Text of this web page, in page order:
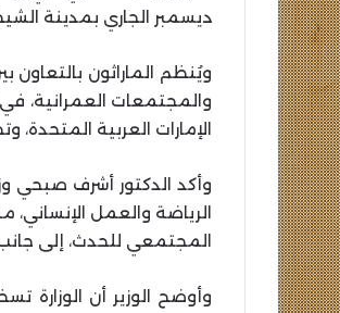
ديسمبر الجاري بمدينة
ويُنظم الماراثون بالتعاون
والمجتمعات العمرانية،
الإمارات العربية
وأكد الدكتور أشرف صبحي
الرياضة والعمل
المجتمعي للحدث، إلى
وأوضح الوزير أن الوزارة